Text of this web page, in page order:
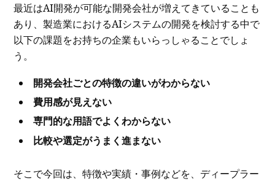
最近はAI開発が可能な開発会社が増えてきていることも
あり、製造業におけるAIシステムの開発を検討する中で
以下の課題をお持ちの企業もいらっしゃることでしょ
う。
開発会社ごとの特徴の違いがわからない
費用感が見えない
専門的な用語でよくわからない
比較や選定がうまく進まない
そこで今回は、特徴や実績・事例などを、ディープラー